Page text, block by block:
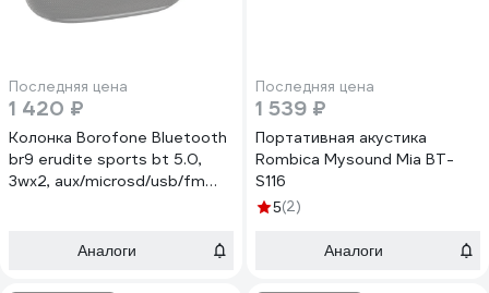
Последняя цена
1 420 ₽
Колонка Borofone Bluetooth
br9 erudite sports bt 5.0,
3wx2, aux/microsd/usb/fm
Аналоги
Последняя цена
1 539 ₽
Портативная акустика
Rombica Mysound Mia BT-
S116
5(2)
Аналоги